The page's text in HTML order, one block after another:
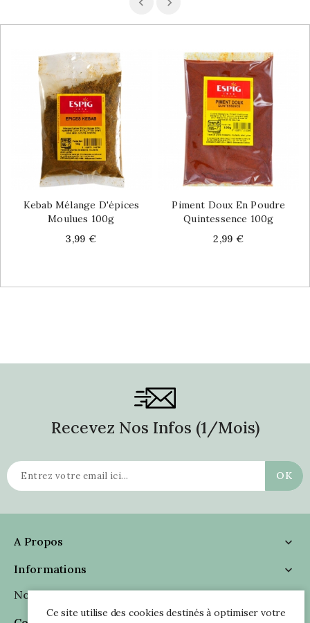
Kebab Mélange D'épices
Moulues 100g
Price
3,99 €
Piment Doux En Poudre
Quintessence 100g
Price
2,99 €
Recevez Nos Infos (1/mois)
A Propos

Informations

Nous Suivre

Ce site utilise des cookies destinés à optimiser votre